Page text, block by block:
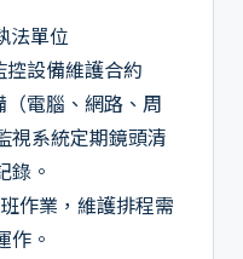
法單位
設備維護合約
電腦、網路、周
視系統定期鏡頭清
錄。
作業，維護排程需
作。